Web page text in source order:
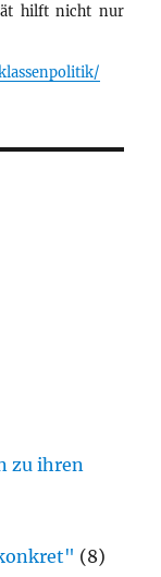
hilft nicht nur
zu ihren
(8)